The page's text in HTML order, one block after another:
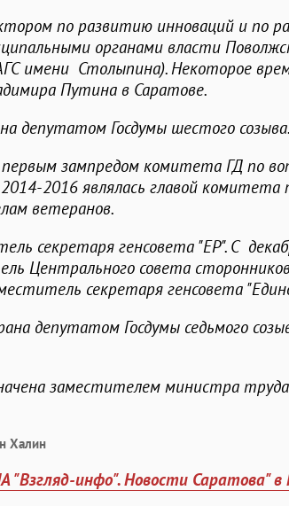
по развитию инноваций и по
органами власти
имени Столыпина). Некоторое
Путина в Саратове.
депутатом Госдумы шестого созыва.
зампредом комитета ГД по
2016 являлась главой комитета
ветеранов.
секретаря генсовета "ЕР". С
Центрального совета
секретаря генсовета
депутатом Госдумы седьмого
заместителем министра
Халин
"Взгляд-инфо". Новости Саратова" в